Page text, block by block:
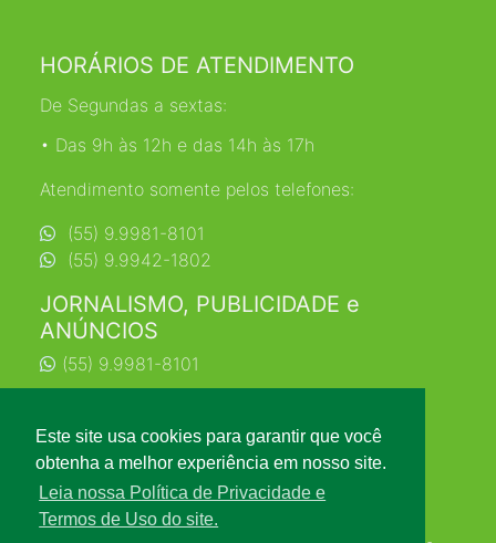
Este site usa cookies para garantir que você
obtenha a melhor experiência em nosso site.
Leia nossa Política de Privacidade e
Termos de Uso do site.
HORÁRIOS DE ATENDIMENTO
De Segundas a sextas:
• Das 9h às 12h e das 14h às 17h
Atendimento somente pelos telefones:
(55) 9.9981-8101
(55) 9.9942-1802
JORNALISMO, PUBLICIDADE e
ANÚNCIOS
(55) 9.9981-8101